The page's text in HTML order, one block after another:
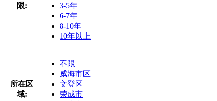
限:
3-5年
6-7年
8-10年
10年以上
所在区
域:
不限
威海市区
文登区
荣成市